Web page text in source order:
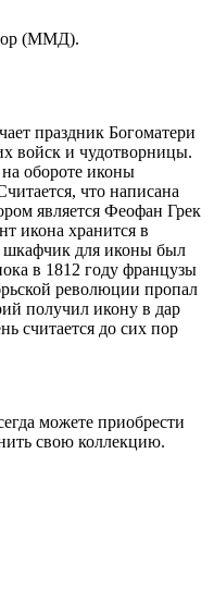
(ММД).
праздник Богоматери
войск и чудотворницы.
обороте иконы
что написана
является Феофан Грек
икона хранится в
шкафчик для иконы был
в 1812 году французы
революции пропал
получил икону в дар
считается до сих пор
можете приобрести
свою коллекцию.